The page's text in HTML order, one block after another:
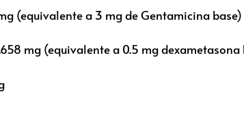
a 3 mg de Gentamicina base)
mg (equivalente a 0.5 mg dexametasona